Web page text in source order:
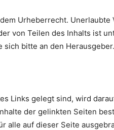
Urheberrecht. Unerlaubte
von Teilen des Inhalts ist
sich bitte an den Herausgeber.
Links gelegt sind, wird
der gelinkten Seiten
alle auf dieser Seite